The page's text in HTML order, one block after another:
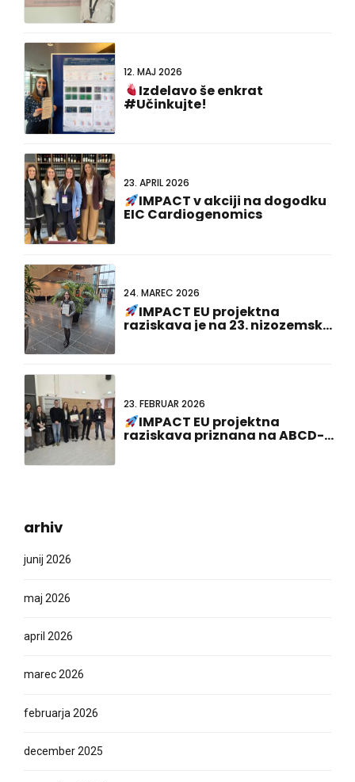
12. MAJ 2026
Izdelavo še enkrat
#Učinkujte!
23. APRIL 2026
IMPACT v akciji na dogodku
EIC Cardiogenomics
24. MAREC 2026
IMPACT EU projektna
raziskava je na 23. nizozemsko-
23. FEBRUAR 2026
IMPACT EU projektna
raziskava priznana na ABCD-
arhiv
junij 2026
maj 2026
april 2026
marec 2026
februarja 2026
december 2025